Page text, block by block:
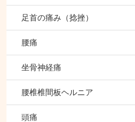
足首の痛み（捻挫）
腰痛
坐骨神経痛
腰椎椎間板ヘルニア
頭痛